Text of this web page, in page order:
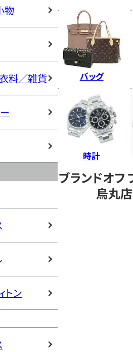
物
料／雑貨
トン
バッグ
時計
ブランドオフ
烏丸